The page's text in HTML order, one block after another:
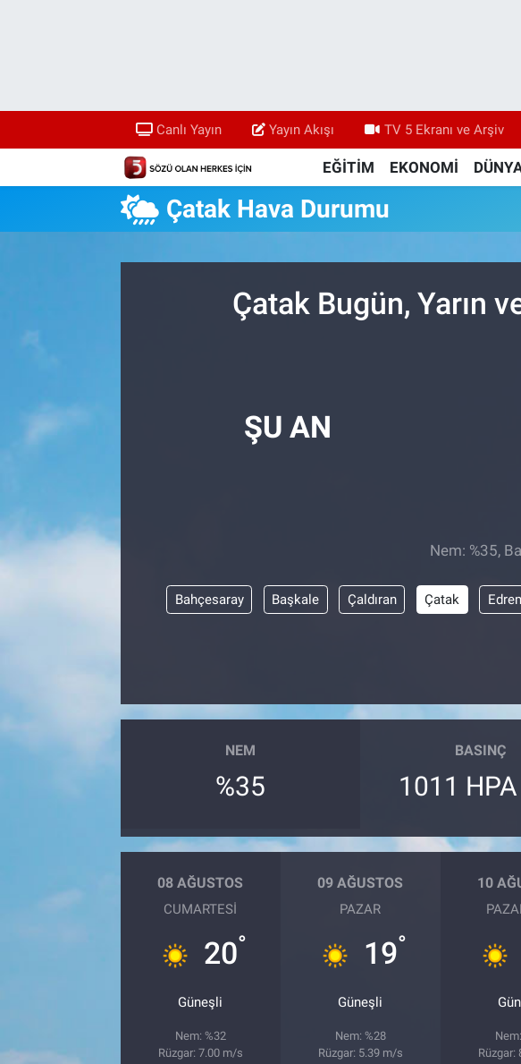
Canlı Yayın Yayın Akışı TV 5 Ekranı ve Arşiv
EĞİTİM EKONOMİ
Çatak Hava Durumu
Çatak Bugün, Yarın
ŞU AN
Nem: %35,
Bahçesaray Başkale Çaldıran Çatak
NEM
%35
BASINÇ
1011 HPA
08 AĞUSTOS
CUMARTESI
20°
Güneşli
Nem: %32
Rüzgar: 7.00 m/s
09 AĞUSTOS
PAZAR
19°
Güneşli
Nem: %28
Rüzgar: 5.39 m/s
10
Rüzgar:
Yayın Akışı
TV 5 Ekranı ve Arşiv